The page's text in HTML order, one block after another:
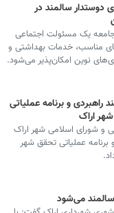
سالمند در
جامعه یک مسئولت اجتماعی
مناسب، خدمات بهداشتی و
نوین امکان‌پذیر می‌شود.
راهبردی و برنامه عملیاتی
اراک
و شورای اسلامی شهر اراک
برنامه عملیاتی تحقق شهر
می‌شود